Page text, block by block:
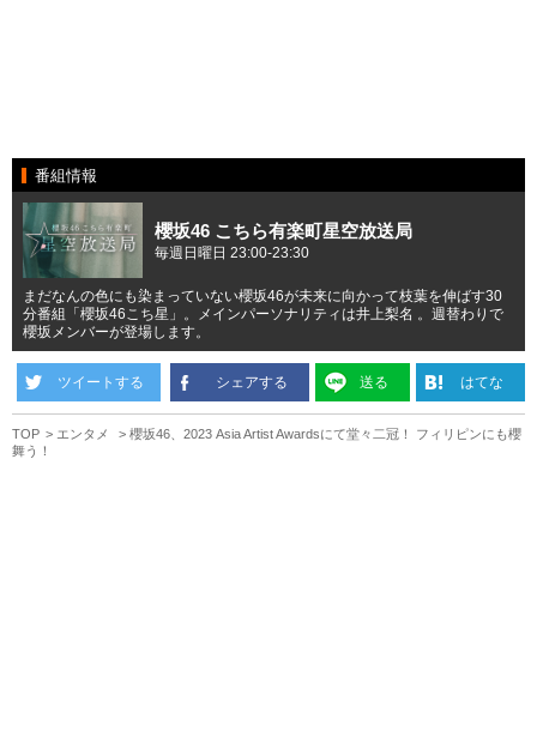
番組情報
櫻坂46 こちら有楽町星空放送局
毎週日曜日 23:00-23:30
まだなんの色にも染まっていない櫻坂46が未来に向かって枝葉を伸ばす30
分番組「櫻坂46こち星」。メインパーソナリティは井上梨名 。週替わりで
櫻坂メンバーが登場します。
ツイートする シェアする 送る はてな
TOP エンタメ
櫻坂46、2023 Asia Artist Awardsにて堂々二冠！ フィリピンにも櫻
舞う！